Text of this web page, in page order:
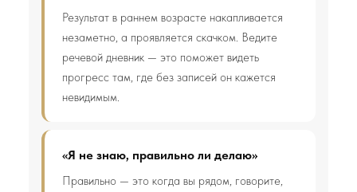
Результат в раннем возрасте накапливается
незаметно, а проявляется скачком. Ведите
речевой дневник — это поможет видеть
прогресс там, где без записей он кажется
невидимым.
«Я не знаю, правильно ли делаю»
Правильно — это когда вы рядом, говорите,